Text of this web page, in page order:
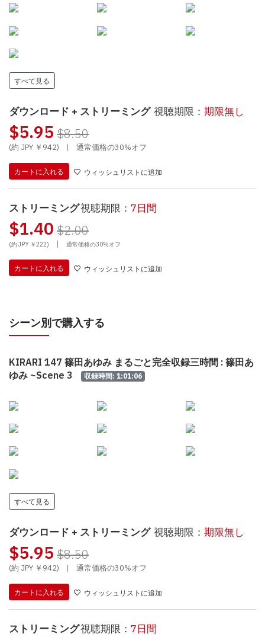
すべて見る
ダウンロード + ストリーミング 視聴期限： 期限無し
$5.95 $8.50
(約 JPY ￥942) | 通常価格の30%オフ
カートに入れる ウィッシュリストに追加
ストリーミング視聴期限： 7日間
$1.40 $2.00
(約 JPY ￥222) | 通常価格の30%オフ
カートに入れる ウィッシュリストに追加
シーン別で購入する
KIRARI 147 篠田あゆみ まるごと完全収録三時間 : 篠田あ
ゆみ ~Scene 3
収録時間: 1:01:06
すべて見る
ダウンロード + ストリーミング 視聴期限： 期限無し
$5.95 $8.50
(約 JPY ￥942) | 通常価格の30%オフ
カートに入れる ウィッシュリストに追加
ストリーミング視聴期限： 7日間